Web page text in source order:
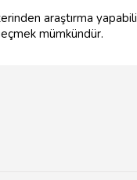
araştırma
mümkündür.